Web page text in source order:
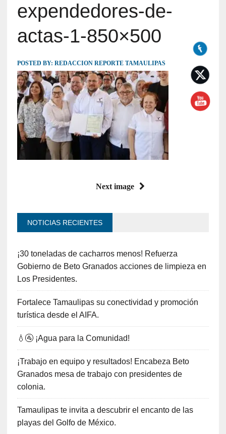
expendedores-de-
actas-1-850×500
POSTED BY: REDACCION REPORTE TAMAULIPAS
Next image
NOTICIAS RECIENTES
¡30 toneladas de cacharros menos! Refuerza
Gobierno de Beto Granados acciones de limpieza en
Los Presidentes.
Fortalece Tamaulipas su conectividad y promoción
turística desde el AIFA.
💧🚰 ¡Agua para la Comunidad!
¡Trabajo en equipo y resultados! Encabeza Beto
Granados mesa de trabajo con presidentes de
colonia.
Tamaulipas te invita a descubrir el encanto de las
playas del Golfo de México.